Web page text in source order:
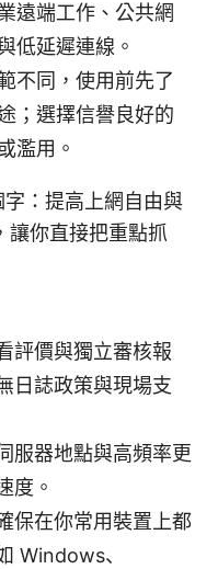
遠端工作、公共網
低延遲連線。
不同，使用前先了
；選擇信譽良好的
濫用。
：提高上網自由與
讓你直接把重點抓
評價與獨立審核報
日誌政策與現場支
服器地點與高頻率更
度。
保在你常用裝置上都
Windows、